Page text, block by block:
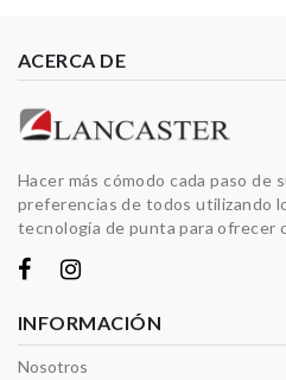
ACERCA DE
Hacer más cómodo cada paso de
preferencias de todos utilizando
tecnología de punta para ofrecer
INFORMACIÓN
Nosotros